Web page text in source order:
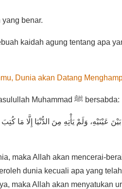
benar.
Dunia akan Datang
Dari Zaid bin Tsabit radhiyallahu ‘anhu, Rasulullah Muhammad ﷺ bersabda:
وَلَمْ يَأْتِهِ مِنَ الدُّنْيَا إِلَّا مَا
maka Allah akan mencerai-
dunia kecuali apa yang
maka Allah akan menyatukan